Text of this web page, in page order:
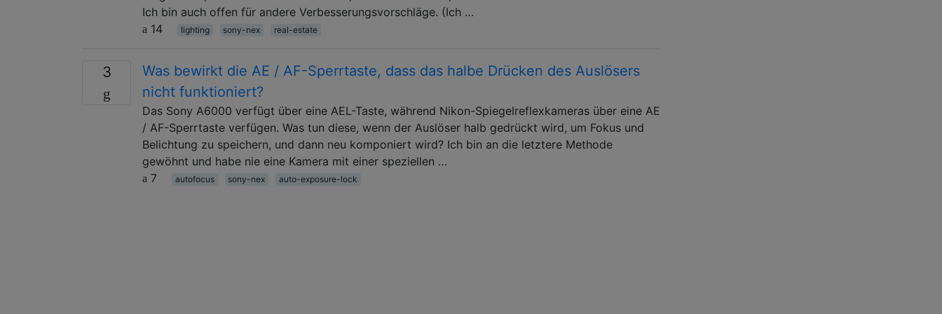
Ich bin auch offen für andere Verbesserungsvorschläge. (Ich …
14
lighting sony-nex real-estate
3
Was bewirkt die AE / AF-Sperrtaste, dass das halbe Drücken des Auslösers
nicht funktioniert?
Das Sony A6000 verfügt über eine AEL-Taste, während Nikon-Spiegelreflexkameras über eine AE
/ AF-Sperrtaste verfügen. Was tun diese, wenn der Auslöser halb gedrückt wird, um Fokus und
Belichtung zu speichern, und dann neu komponiert wird? Ich bin an die letztere Methode
gewöhnt und habe nie eine Kamera mit einer speziellen …
7
autofocus sony-nex auto-exposure-lock